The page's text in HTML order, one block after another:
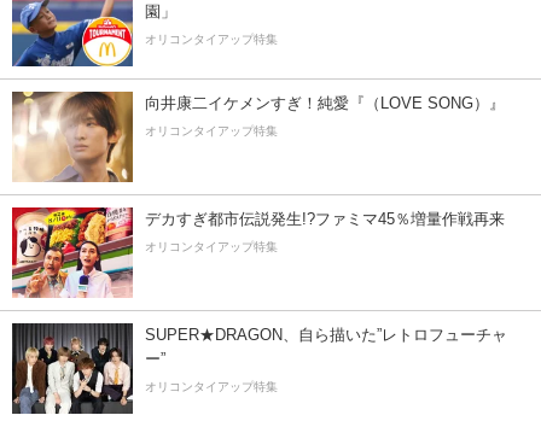
園」
オリコンタイアップ特集
向井康二イケメンすぎ！純愛『（LOVE SONG）』
オリコンタイアップ特集
デカすぎ都市伝説発生!?ファミマ45％増量作戦再来
オリコンタイアップ特集
SUPER★DRAGON、自ら描いた”レトロフューチャ
ー”
オリコンタイアップ特集